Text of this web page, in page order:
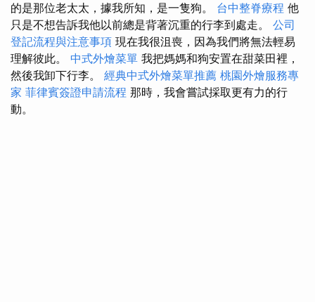
的是那位老太太，據我所知，是一隻狗。 台中整脊療程 他
只是不想告訴我他以前總是背著沉重的行李到處走。 公司
登記流程與注意事項 現在我很沮喪，因為我們將無法輕易
理解彼此。 中式外燴菜單 我把媽媽和狗安置在甜菜田裡，
然後我卸下行李。 經典中式外燴菜單推薦 桃園外燴服務專
家 菲律賓簽證申請流程 那時，我會嘗試採取更有力的行
動。